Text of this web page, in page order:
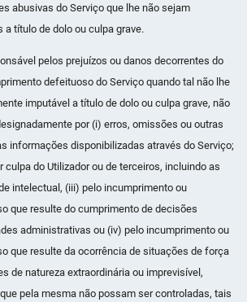
abusivas do Serviço que lhe não sejam
título de dolo ou culpa grave.
pelos prejuízos ou danos decorrentes do
defeituoso do Serviço quando tal não lhe
imputável a título de dolo ou culpa grave, não
por (i) erros, omissões ou outras
informações disponibilizadas através do Serviço;
culpa do Utilizador ou de terceiros, incluindo as
intelectual, (iii) pelo incumprimento ou
que resulte do cumprimento de decisões
administrativas ou (iv) pelo incumprimento ou
que resulte da ocorrência de situações de força
de natureza extraordinária ou imprevisível,
pela mesma não possam ser controladas, tais